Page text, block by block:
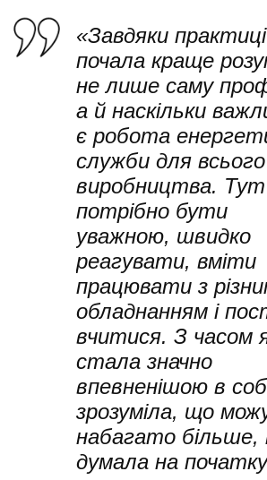
«Завдяки
почала краще
не лише саму
а й наскільки
є робота
служби для всього
виробництва. Тут
потрібно бути
уважною, швидко
реагувати, вміти
працювати з
обладнанням і
вчитися. З часом
стала значно
впевненішою в
зрозуміла, що
набагато більше,
думала на